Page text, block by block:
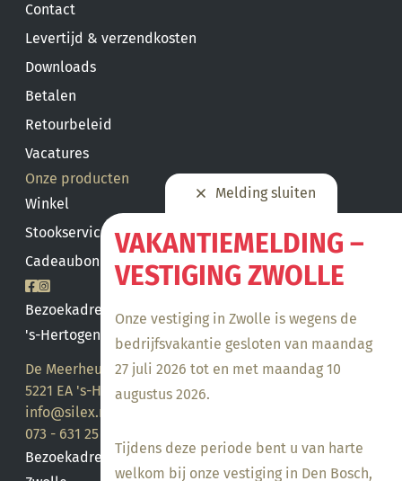
Melding sluiten
VAKANTIEMELDING –
VESTIGING ZWOLLE
Onze vestiging in Zwolle is wegens de
bedrijfsvakantie gesloten van maandag
27 juli 2026 tot en met maandag 10
augustus 2026.
Tijdens deze periode bent u van harte
welkom bij onze vestiging in Den Bosch,
Contact
Levertijd & verzendkosten
Downloads
Betalen
Retourbeleid
Vacatures
Onze producten
Winkel
Stookservice
Cadeaubon saldo
Bezoekadres
's-Hertogenbosch
De Meerheuvel 21
5221 EA 's-Hertogenbosch
info@silex.nl
073 - 631 25 28
Bezoekadres